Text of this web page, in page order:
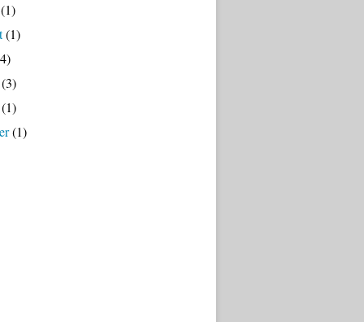
(1)
(1)